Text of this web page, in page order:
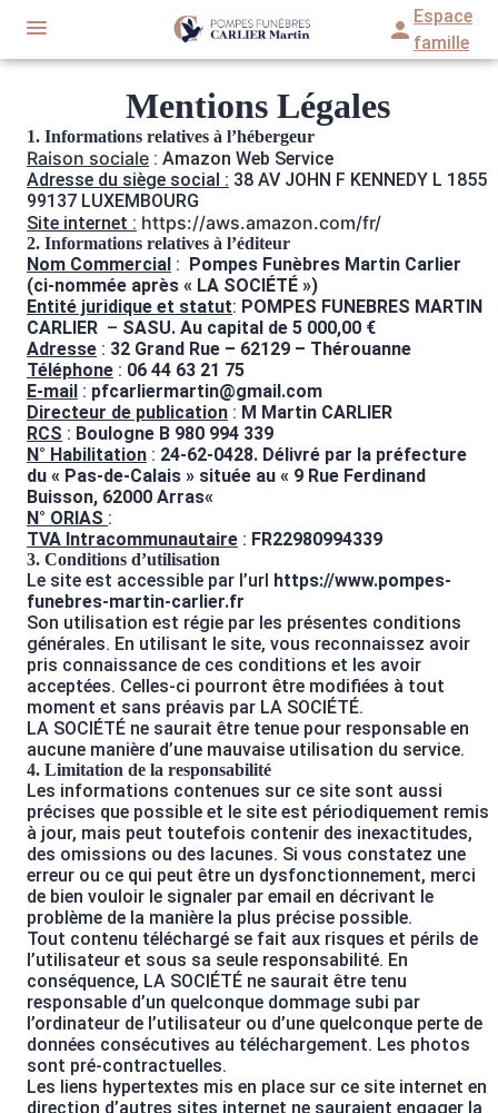
contenu
Espace
famille
NOS SERVICES
ORGANISER DES OBSÈQUES
PRÉVOIR SES OBSÈQUES
SERVICES AUX FAMILLES
NOTRE AGENCE
ESPACES HOMMAGES
ESPACE FAMILLE
BOUTIQUE EN LIGNE
Mentions Légales
1. Informations relatives à l’hébergeur
Raison sociale : Amazon Web Service
Adresse du siège social : 38 AV JOHN F KENNEDY L 1855
99137 LUXEMBOURG
Site internet : https://aws.amazon.com/fr/
2. Informations relatives à l’éditeur
Nom Commercial : Pompes Funèbres Martin Carlier
(ci-nommée après « LA SOCIÉTÉ »)
Entité juridique et statut: POMPES FUNEBRES MARTIN
CARLIER – SASU. Au capital de 5 000,00 €
Adresse : 32 Grand Rue – 62129 – Thérouanne
Téléphone : 06 44 63 21 75
E-mail : pfcarliermartin@gmail.com
Directeur de publication : M Martin CARLIER
RCS : Boulogne B 980 994 339
N° Habilitation : 24-62-0428. Délivré par la préfecture
du « Pas-de-Calais » située au « 9 Rue Ferdinand
Buisson, 62000 Arras«
N° ORIAS :
TVA Intracommunautaire : FR22980994339
3. Conditions d’utilisation
Le site est accessible par l’url https://www.pompes-
funebres-martin-carlier.fr
Son utilisation est régie par les présentes conditions
générales. En utilisant le site, vous reconnaissez avoir
pris connaissance de ces conditions et les avoir
acceptées. Celles-ci pourront être modifiées à tout
moment et sans préavis par LA SOCIÉTÉ.
LA SOCIÉTÉ ne saurait être tenue pour responsable en
aucune manière d’une mauvaise utilisation du service.
4. Limitation de la responsabilité
Les informations contenues sur ce site sont aussi
précises que possible et le site est périodiquement remis
à jour, mais peut toutefois contenir des inexactitudes,
des omissions ou des lacunes. Si vous constatez une
erreur ou ce qui peut être un dysfonctionnement, merci
de bien vouloir le signaler par email en décrivant le
problème de la manière la plus précise possible.
Tout contenu téléchargé se fait aux risques et périls de
l’utilisateur et sous sa seule responsabilité. En
conséquence, LA SOCIÉTÉ ne saurait être tenu
responsable d’un quelconque dommage subi par
l’ordinateur de l’utilisateur ou d’une quelconque perte de
données consécutives au téléchargement. Les photos
sont pré-contractuelles.
Les liens hypertextes mis en place sur ce site internet en
direction d’autres sites internet ne sauraient engager la